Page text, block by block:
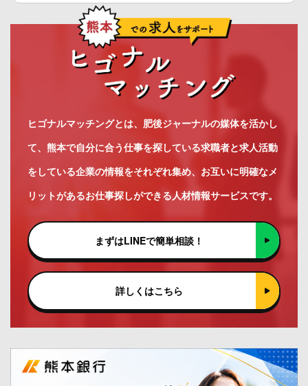
ヒゴナルマッチングとは、肥後ジャーナルの媒体を活かし
て、熊本で自分に合う仕事を探している求職者と求人活動
をしている企業の情報をそれぞれ集め、お互いに明確なメ
リットがあるお仕事探しができる人材情報サービスです。
まずはLINEで簡単相談！
詳しくはこちら